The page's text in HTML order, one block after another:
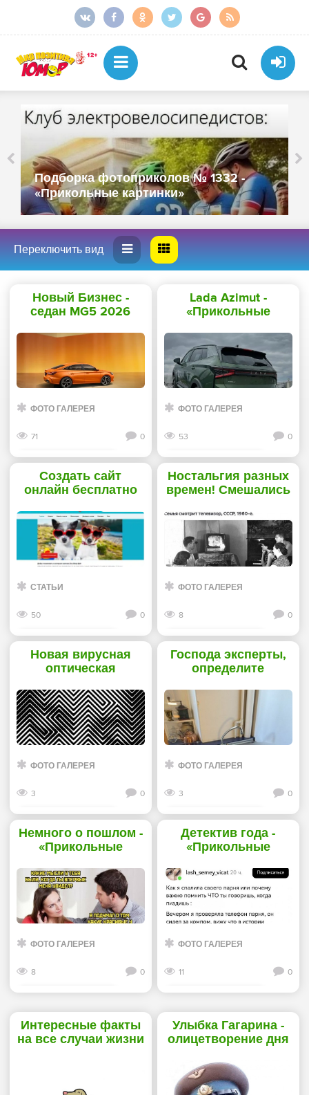
Подборка фотоприколов № 1332 -
«Прикольные картинки»
Новый Бизнес -
седан MG5 2026
Лада Гранта по
характеристикам и
цене - «Прикольные
картинки»
ФОТО ГАЛЕРЕЯ
71 0
Смотреть дальше
Lada Azimut -
«Прикольные
ФОТО ГАЛЕРЕЯ
53 0
Смотреть дальше
Создать сайт
онлайн бесплатно
СТАТЬИ
50 0
Смотреть дальше
Ностальгия разных
времен! Смешались
«Прикольные
картинки»
ФОТО ГАЛЕРЕЯ
8 0
Смотреть дальше
Новая вирусная
оптическая
смыслом проверяет
внимательность
пользователей -
«Прикольные
ФОТО ГАЛЕРЕЯ
3 0
Смотреть дальше
Господа эксперты,
определите
назначение этого
устройства -
«Прикольные
картинки»
ФОТО ГАЛЕРЕЯ
3 0
Смотреть дальше
Немного о пошлом -
«Прикольные
ФОТО ГАЛЕРЕЯ
8 0
Детектив года -
«Прикольные
ФОТО ГАЛЕРЕЯ
11 0
Интересные факты
на все случаи жизни
Улыбка Гагарина -
олицетворение дня
«Прикольные
картинки»